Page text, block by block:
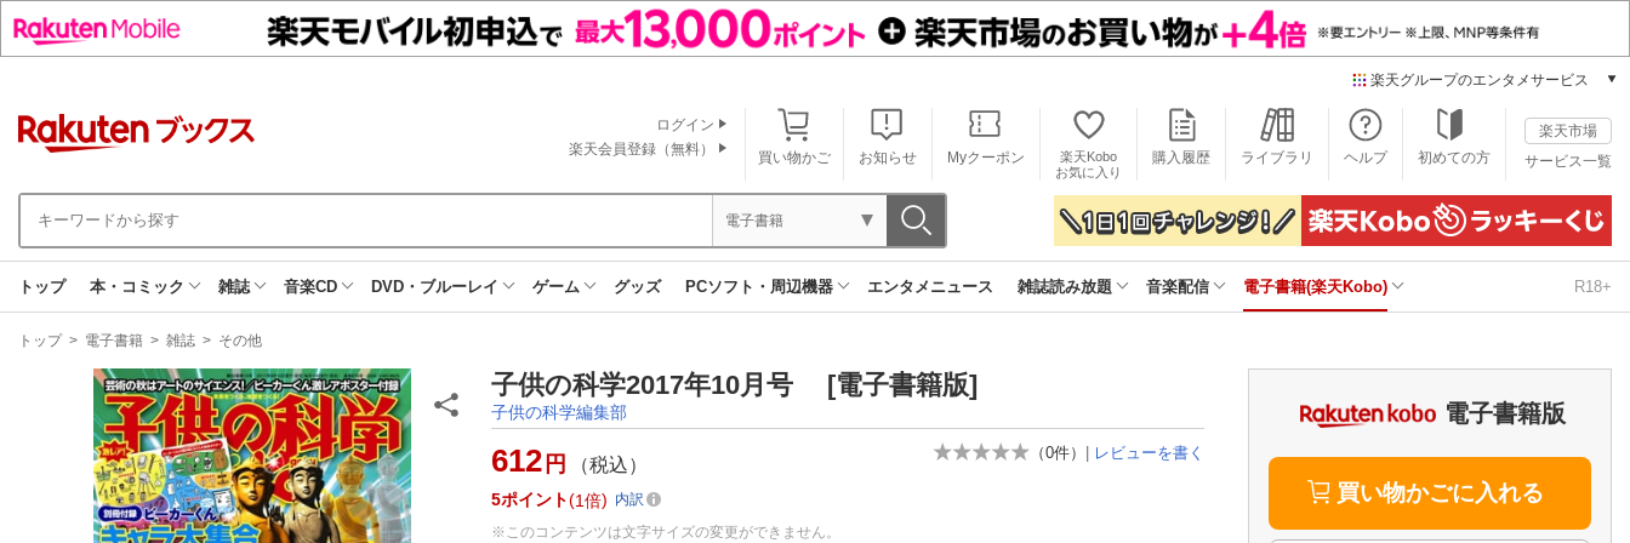
楽天グループのエンタメサービス
本/ゲーム/CD/DVD
楽天ブックス
電子書籍
楽天Kobo
雑誌読み放題
楽天ミュージック
楽天TV
動画配信ガイド
Rakuten PLAY
Rチャンネル
買い物かご お知らせ Myクーポン
楽天Kobo
お気に入り
購入履歴 ライブラリ ヘルプ 初めての方
楽天市場
サービス一覧
ログイン
楽天会員登録（無料）
電子書籍
トップ 本・コミック 雑誌 音楽CD DVD・ブルーレイ ゲーム グッズ PCソフト・周辺機器 エンタメニュース 雑誌読み放題 音楽配信 電子書籍(楽天Kobo) R18+
現
トップ > 電子書籍 > 雑誌 > その他
子供の科学2017年10月号 [電子書籍版]
子供の科学編集部
（0件） | レビューを書く
612 円 （税込）
5ポイント 1倍
内訳
※このコンテンツは文字サイズの変更ができません。
電子書籍版
買い物かごに入れる